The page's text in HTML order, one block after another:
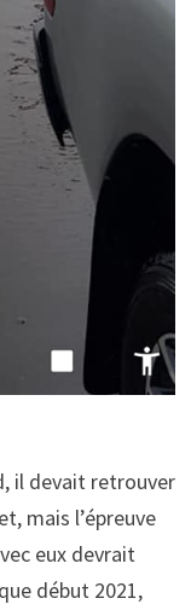
il devait retrouver
mais l’épreuve
eux devrait
début 2021,